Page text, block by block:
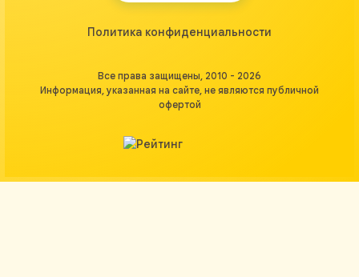
Политика конфиденциальности
Все права защищены, 2010 - 2026
Информация, указанная на сайте, не являются публичной
офертой